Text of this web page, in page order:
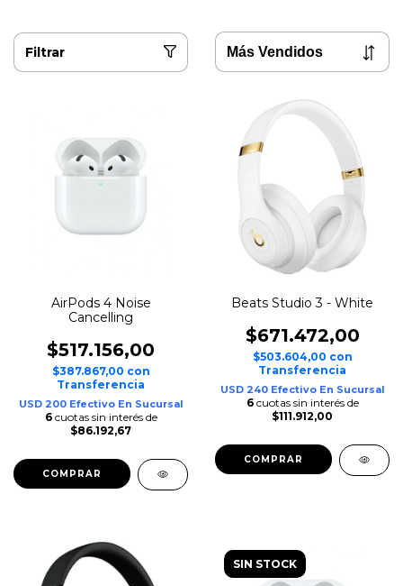
Filtrar
AirPods 4 Noise
Cancelling
$517.156,00
$387.867,00 con
Transferencia
USD 200 Efectivo En Sucursal
6 cuotas sin interés de
$86.192,67
Beats Studio 3 - White
$671.472,00
$503.604,00 con
Transferencia
USD 240 Efectivo En Sucursal
6 cuotas sin interés de
$111.912,00
SIN STOCK